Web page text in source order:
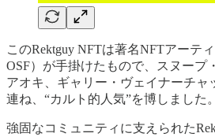
このRektguy NFTは著名NFTアーテ
OSF）が手掛けたもので、スヌープ
アオキ、ギャリー・ヴェイナーチャ
連ね、“カルト的人気”を博しました。
強固なコミュニティに支えられた